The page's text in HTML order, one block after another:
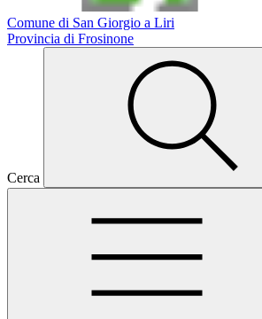
Comune di San Giorgio a Liri
Provincia di Frosinone
Cerca